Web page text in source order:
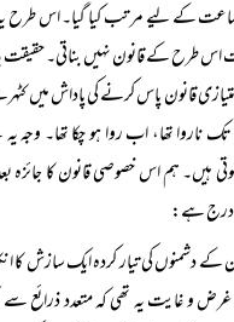
کے لیے مر تب کیا گیا۔ اس طرح یہ
اس طرح کے قانون نہیں بناتی۔
قانون پاس کرنے کی پاداش میں
ناروا تھا، اب روا ہو چکا تھا۔ وجہ
ہیں۔ ہم اس خصوصی قانون کا جائزہ
درج ہے:
کے دشمنوں کی تیار کردہ ایک سازش
و غایت یہ تھی کہ متعدد ذرائع سے